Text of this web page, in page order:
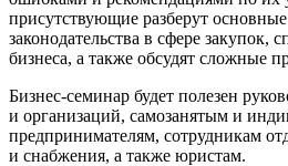
присутствующие разберут
законодательства в сфере закупок,
бизнеса, а также обсудят сложные
Бизнес-семинар будет полезен
и организаций, самозанятым и
предпринимателям, сотрудникам
и снабжения, а также юристам.